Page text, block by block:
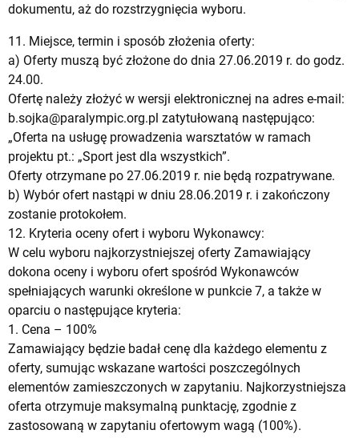
dokumentu, aż do rozstrzygnięcia wyboru.
11. Miejsce, termin i sposób złożenia oferty:
a) Oferty muszą być złożone do dnia 27.06.2019 r. do godz.
24.00.
Ofertę należy złożyć w wersji elektronicznej na adres e-mail:
b.sojka@paralympic.org.pl zatytułowaną następująco:
„Oferta na usługę prowadzenia warsztatów w ramach
projektu pt.: „Sport jest dla wszystkich”.
Oferty otrzymane po 27.06.2019 r. nie będą rozpatrywane.
b) Wybór ofert nastąpi w dniu 28.06.2019 r. i zakończony
zostanie protokołem.
12. Kryteria oceny ofert i wyboru Wykonawcy:
W celu wyboru najkorzystniejszej oferty Zamawiający
dokona oceny i wyboru ofert spośród Wykonawców
spełniających warunki określone w punkcie 7, a także w
oparciu o następujące kryteria:
1. Cena – 100%
Zamawiający będzie badał cenę dla każdego elementu z
oferty, sumując wskazane wartości poszczególnych
elementów zamieszczonych w zapytaniu. Najkorzystniejsza
oferta otrzymuje maksymalną punktację, zgodnie z
zastosowaną w zapytaniu ofertowym wagą (100%).